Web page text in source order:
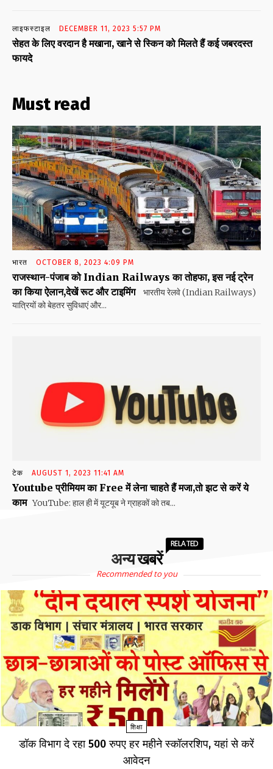
लाइफस्टाइल DECEMBER 11, 2023 5:57 PM
सेहत के लिए वरदान है मखाना, खाने से स्किन को मिलते हैं कई जबरदस्त
फायदे
Must read
भारत OCTOBER 8, 2023 4:09 PM
राजस्थान-पंजाब को Indian Railways का तोहफा, इस नई ट्रेन
का किया ऐलान,देखें रूट और टाइमिंग
भारतीय रेलवे (Indian Railways)
यात्रियों को बेहतर सुविधाएं और...
टेक AUGUST 1, 2023 11:41 AM
Youtube प्रीमियम का Free में लेना चाहते हैं मजा,तो झट से करें ये
काम YouTube: हाल ही में यूटयूब ने ग्राहकों को तब...
अन्य खबरें
RELATED
Recommended to you
शिक्षा
डॉक विभाग दे रहा 500 रुपए हर महीने स्कॉलरशिप, यहां से करें
आवेदन